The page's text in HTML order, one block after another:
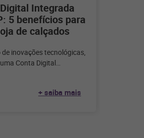
Integrada
5 benefícios para
de calçados
inovações tecnológicas,
Conta Digital
+ saiba mais